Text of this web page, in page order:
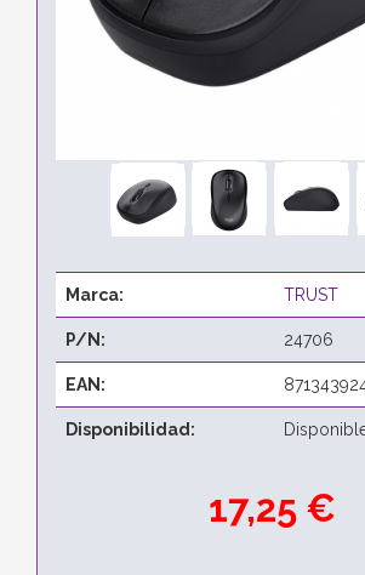
Marca: TRUST
P/N: 24706
EAN:
Disponibilidad:
17,25 €